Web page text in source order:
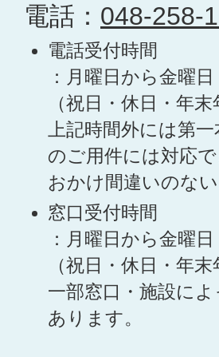
電話： 048-258-
電話受付時間
：月曜日から金曜
（祝日・休日・年末
上記時間外には第
のご用件には対応で
おかけ間違いのな
窓口受付時間
：月曜日から金曜
（祝日・休日・年末
一部窓口・施設に
あります。